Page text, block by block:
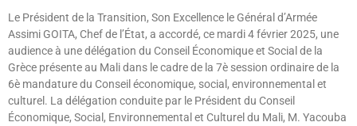
Le Président de la Transition, Son Excellence le Général d’Armée
Assimi GOITA, Chef de l’État, a accordé, ce mardi 4 février 2025, une
audience à une délégation du Conseil Économique et Social de la
Grèce présente au Mali dans le cadre de la 7è session ordinaire de la
6è mandature du Conseil économique, social, environnemental et
culturel. La délégation conduite par le Président du Conseil
Économique, Social, Environnemental et Culturel du Mali, M. Yacouba